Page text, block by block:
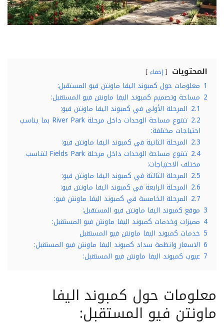
المحتويات إخفاء
1 معلومات حول كمبوند اليفا ماونتن فيو المستقبل:
2 مساحة وتصميم كمبوند اليفا ماونتن فيو المستقبل:
2.1 المرحلة الأولى في كمبوند اليفا ماونتن فيو:
2.2
تتنوع مساحة الوحدات داخل مرحلة River Park بما يناسب
احتياجات مختلفة:
2.3 المرحلة الثانية في كمبوند اليفا ماونتن فيو:
2.4
تتنوع مساحة الوحدات داخل مرحلة Fields Park لتناسب
مختلف الاحتياجات:
2.5 المرحلة الثالثة في كمبوند اليفا ماونتن فيو:
2.6 المرحلة الرابعة في كمبوند اليفا ماونتن فيو:
2.7 المرحلة الخامسة في كمبوند اليفا ماونتن فيو:
3 موقع كمبوند اليفا ماونتن فيو المستقبل:
4 مميزات وخدمات كمبوند اليفا ماونتن فيو المستقبل:
5 خدمات كمبوند اليفا ماونتن فيو المستقبل
6 الاسعار وانظمة سداد كمبوند اليفا ماونتن فيو المستقبل:
7 عيوب كمبوند اليفا ماونتن فيو المستقبل:
معلومات حول كمبوند اليفا
ماونتن فيو المستقبل: